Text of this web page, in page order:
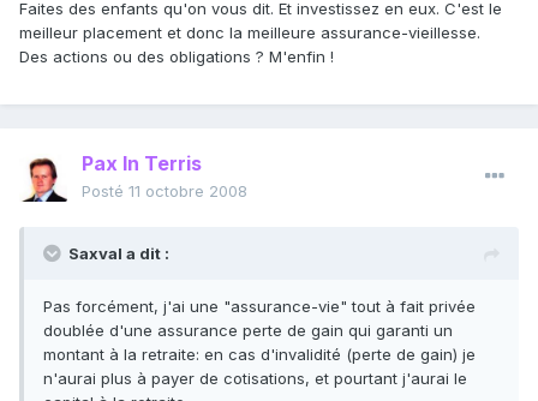
Faites des enfants qu'on vous dit. Et investissez en eux. C'est le
meilleur placement et donc la meilleure assurance-vieillesse.
Des actions ou des obligations ? M'enfin !
Pax In Terris
Posté 11 octobre 2008
Saxval a dit :
Pas forcément, j'ai une "assurance-vie" tout à fait privée
doublée d'une assurance perte de gain qui garanti un
montant à la retraite: en cas d'invalidité (perte de gain) je
n'aurai plus à payer de cotisations, et pourtant j'aurai le